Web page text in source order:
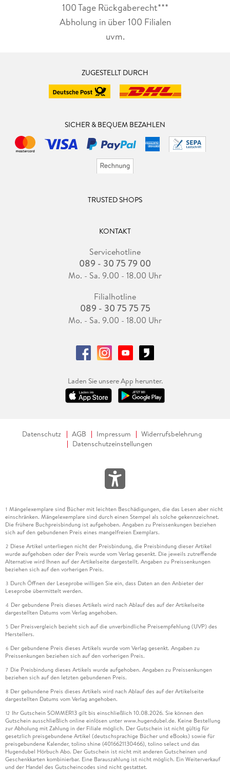
100 Tage Rückgaberecht***
Abholung in über 100 Filialen
uvm.
ZUGESTELLT DURCH
SICHER & BEQUEM BEZAHLEN
TRUSTED SHOPS
KONTAKT
Servicehotline
089 - 30 75 79 00
Mo. - Sa. 9.00 - 18.00 Uhr
Filialhotline
089 - 30 75 75 75
Mo. - Sa. 9.00 - 18.00 Uhr
Laden Sie unsere App herunter.
Datenschutz AGB Impressum
Widerrufsbelehrung
Datenschutzeinstellungen
1 Mängelexemplare sind Bücher mit leichten Beschädigungen, die das Lesen aber nicht
einschränken. Mängelexemplare sind durch einen Stempel als solche gekennzeichnet.
Die frühere Buchpreisbindung ist aufgehoben. Angaben zu Preissenkungen beziehen
sich auf den gebundenen Preis eines mangelfreien Exemplars.
2 Diese Artikel unterliegen nicht der Preisbindung, die Preisbindung dieser Artikel
wurde aufgehoben oder der Preis wurde vom Verlag gesenkt. Die jeweils zutreffende
Alternative wird Ihnen auf der Artikelseite dargestellt. Angaben zu Preissenkungen
beziehen sich auf den vorherigen Preis.
3 Durch Öffnen der Leseprobe willigen Sie ein, dass Daten an den Anbieter der
Leseprobe übermittelt werden.
4 Der gebundene Preis dieses Artikels wird nach Ablauf des auf der Artikelseite
dargestellten Datums vom Verlag angehoben.
5 Der Preisvergleich bezieht sich auf die unverbindliche Preisempfehlung (UVP) des
Herstellers.
6 Der gebundene Preis dieses Artikels wurde vom Verlag gesenkt. Angaben zu
Preissenkungen beziehen sich auf den vorherigen Preis.
7 Die Preisbindung dieses Artikels wurde aufgehoben. Angaben zu Preissenkungen
beziehen sich auf den letzten gebundenen Preis.
8 Der gebundene Preis dieses Artikels wird nach Ablauf des auf der Artikelseite
dargestellten Datums vom Verlag angehoben.
12 Ihr Gutschein SOMMER13 gilt bis einschließlich 10.08.2026. Sie können den
Gutschein ausschließlich online einlösen unter www.hugendubel.de. Keine Bestellung
zur Abholung mit Zahlung in der Filiale möglich. Der Gutschein ist nicht gültig für
gesetzlich preisgebundene Artikel (deutschsprachige Bücher und eBooks) sowie für
preisgebundene Kalender, tolino shine (4016621130466), tolino select und das
Hugendubel Hörbuch Abo. Der Gutschein ist nicht mit anderen Gutscheinen und
Geschenkkarten kombinierbar. Eine Barauszahlung ist nicht möglich. Ein Weiterverkauf
und der Handel des Gutscheincodes sind nicht gestattet.